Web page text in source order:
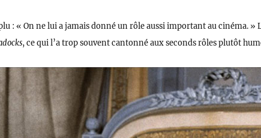
: « On ne lui a jamais donné un rôle aussi important au cinéma. »
, ce qui l’a trop souvent cantonné aux seconds rôles plutôt